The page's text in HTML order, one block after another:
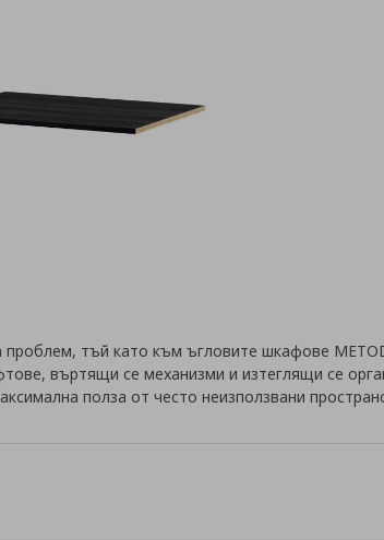
проблем, тъй като към ъгловите шкафове
въртящи се механизми и изтеглящи се
полза от често неизползвани